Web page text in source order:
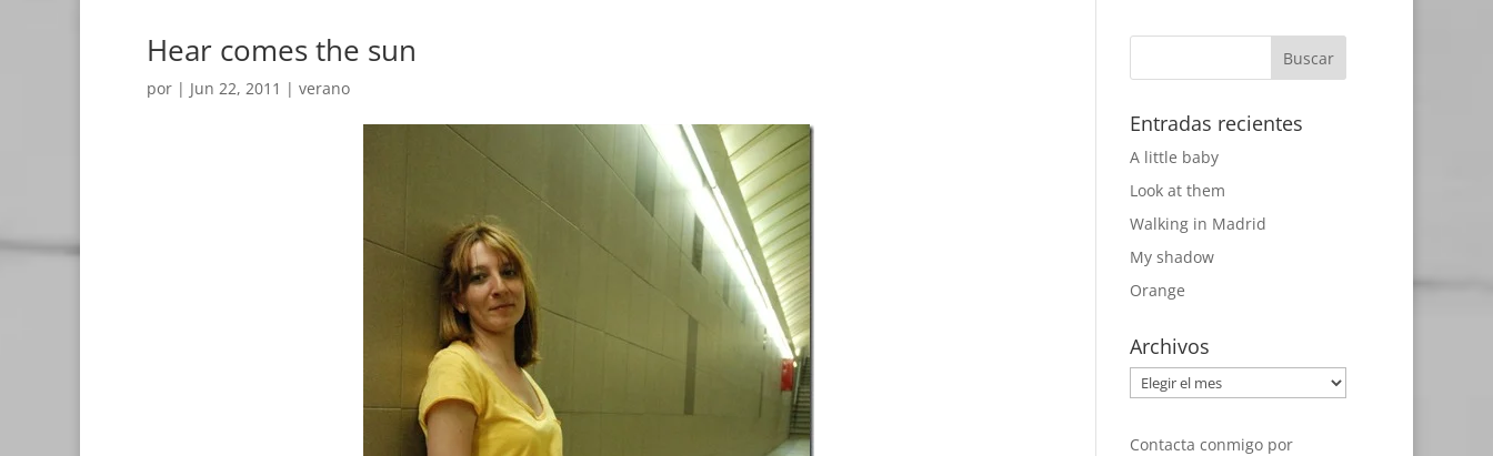
Hear comes the sun
por | Jun 22, 2011 | verano
Entradas recientes
A little baby
Look at them
Walking in Madrid
My shadow
Orange
Archivos
Archivos
Contacta conmigo por